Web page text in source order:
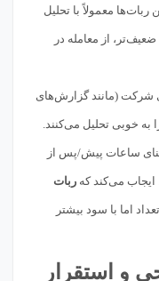
معمولاً با تحلیل
از معامله در
شرکت (مانند گزارش‌های
به خوبی تحلیل می‌کنند.
ساعات پیش/پس از
ایجاب می‌کند که ربات
اما با سود بیشتر
و استقرار